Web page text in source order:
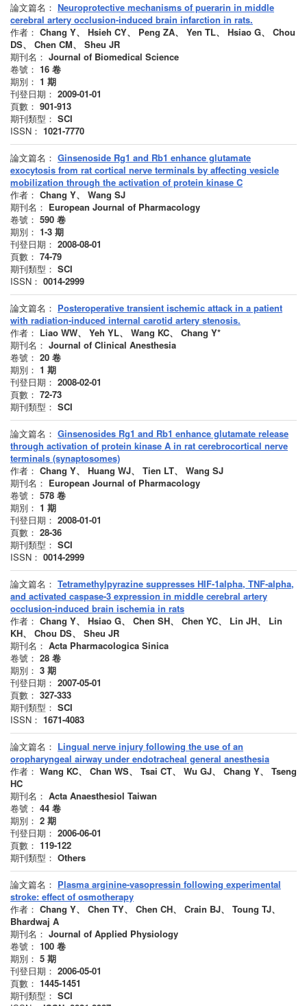
論文篇名： Neuroprotective mechanisms of puerarin in middle
cerebral artery occlusion-induced brain infarction in rats.
作者： Chang Y、 Hsieh CY、 Peng ZA、 Yen TL、 Hsiao G、 Chou
DS、 Chen CM、 Sheu JR
期刊名： Journal of Biomedical Science
卷號： 16 卷
期別： 1 期
刊登日期： 2009-01-01
頁數： 901-913
期刊類型： SCI
ISSN： 1021-7770
論文篇名： Ginsenoside Rg1 and Rb1 enhance glutamate
exocytosis from rat cortical nerve terminals by affecting vesicle
mobilization through the activation of protein kinase C
作者： Chang Y、 Wang SJ
期刊名： European Journal of Pharmacology
卷號： 590 卷
期別： 1-3 期
刊登日期： 2008-08-01
頁數： 74-79
期刊類型： SCI
ISSN： 0014-2999
論文篇名： Posteroperative transient ischemic attack in a patient
with radiation-induced internal carotid artery stenosis.
作者： Liao WW、 Yeh YL、 Wang KC、 Chang Y*
期刊名： Journal of Clinical Anesthesia
卷號： 20 卷
期別： 1 期
刊登日期： 2008-02-01
頁數： 72-73
期刊類型： SCI
論文篇名： Ginsenosides Rg1 and Rb1 enhance glutamate release
through activation of protein kinase A in rat cerebrocortical nerve
terminals (synaptosomes)
作者： Chang Y、 Huang WJ、 Tien LT、 Wang SJ
期刊名： European Journal of Pharmacology
卷號： 578 卷
期別： 1 期
刊登日期： 2008-01-01
頁數： 28-36
期刊類型： SCI
ISSN： 0014-2999
論文篇名： Tetramethylpyrazine suppresses HIF-1alpha, TNF-alpha,
and activated caspase-3 expression in middle cerebral artery
occlusion-induced brain ischemia in rats
作者： Chang Y、 Hsiao G、 Chen SH、 Chen YC、 Lin JH、 Lin
KH、 Chou DS、 Sheu JR
期刊名： Acta Pharmacologica Sinica
卷號： 28 卷
期別： 3 期
刊登日期： 2007-05-01
頁數： 327-333
期刊類型： SCI
ISSN： 1671-4083
論文篇名： Lingual nerve injury following the use of an
oropharyngeal airway under endotracheal general anesthesia
作者： Wang KC、 Chan WS、 Tsai CT、 Wu GJ、 Chang Y、 Tseng
HC
期刊名： Acta Anaesthesiol Taiwan
卷號： 44 卷
期別： 2 期
刊登日期： 2006-06-01
頁數： 119-122
期刊類型： Others
論文篇名： Plasma arginine-vasopressin following experimental
stroke: effect of osmotherapy
作者： Chang Y、 Chen TY、 Chen CH、 Crain BJ、 Toung TJ、
Bhardwaj A
期刊名： Journal of Applied Physiology
卷號： 100 卷
期別： 5 期
刊登日期： 2006-05-01
頁數： 1445-1451
期刊類型： SCI